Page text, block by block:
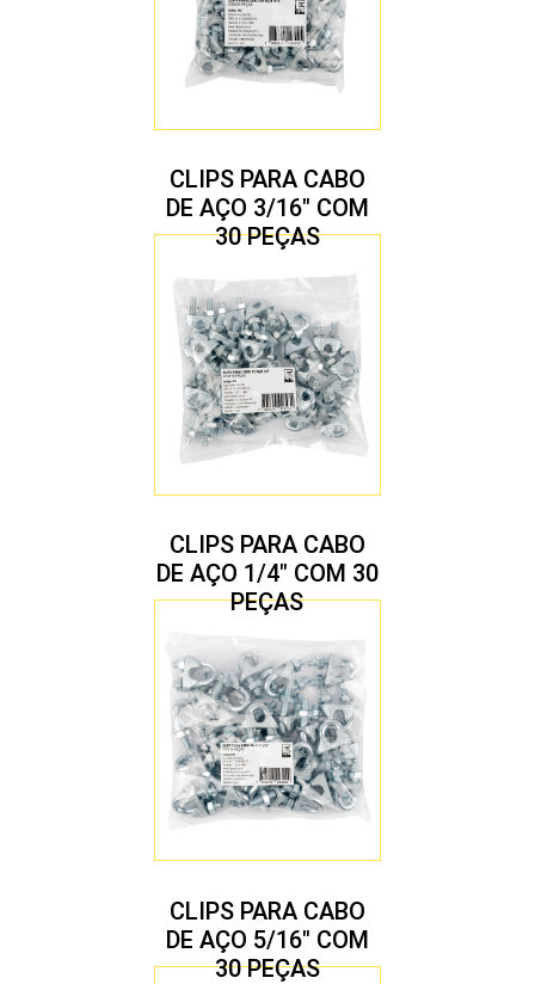
CLIPS PARA CABO
DE AÇO 3/16″ COM
30 PEÇAS
CLIPS PARA CABO
DE AÇO 1/4″ COM 30
PEÇAS
CLIPS PARA CABO
DE AÇO 5/16″ COM
30 PEÇAS